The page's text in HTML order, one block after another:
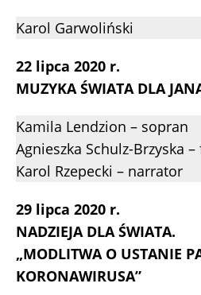
Karol Garwoliński
22 lipca 2020 r.
MUZYKA ŚWIATA DLA
Kamila Lendzion – sopran
Agnieszka Schulz-Brzyska
Karol Rzepecki – narrator
29 lipca 2020 r.
NADZIEJA DLA ŚWIATA.
„MODLITWA O USTANIE
KORONAWIRUSA”